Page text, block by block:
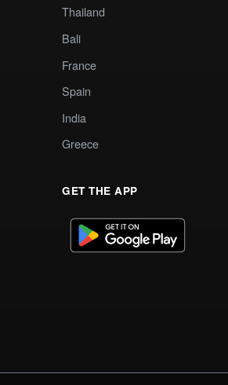
Thailand
Bali
France
Spain
India
Greece
GET THE APP